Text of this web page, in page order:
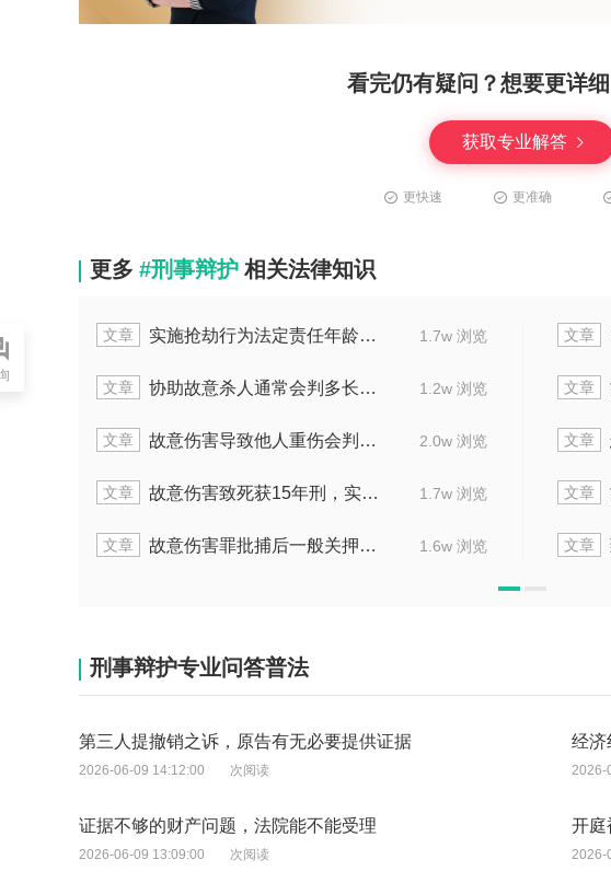
看完仍有疑问？想要更详
获取专业解答
更快速 更准确
更多 #刑事辩护 相关法律知识
1.4w 浏览
意杀人怎么定罪量刑
1.7w 浏览
罪砍人通常量刑是几年
1.7w 浏览
定故意伤害罪的量刑方式
1.7w 浏览
致死的情况下能拿多少赔偿
1.6w 浏览
的故意伤害，刑法判多久
文章 涉嫌放火罪逮捕嫌疑人的条件有哪些
文章 故意伤害致人重伤算不算是重大犯罪
文章 未满十八岁故意杀人怎么判
文章 放火罪的既遂量刑标准是哪些
文章 未成年故意伤人会面临几年监禁
刑事辩护专业问答普法
第三人提撤销之诉，原告有无必要提供证据
2026-06-09 14:12:00 次阅读
证据不够的财产问题，法院能不能受理
2026-06-09 13:09:00 次阅读
经济
2026-
开庭
2026-